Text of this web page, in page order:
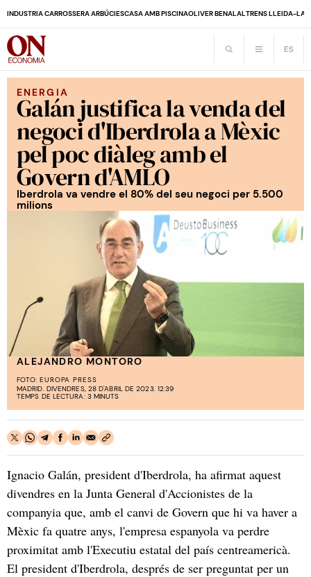
INDUSTRIA CARROSSERA ARBÚCIESCASA AMB PISCINAOLIVER BENALALTRENS LLEIDA-LA
ENERGIA
Galán justifica la venda del
negoci d'Iberdrola a Mèxic
pel poc diàleg amb el
Govern d'AMLO
Iberdrola va vendre el 80% del seu negoci per 5.500
milions
ALEJANDRO MONTORO
FOTO: EUROPA PRESS
MADRID. DIVENDRES, 28 D'ABRIL DE 2023. 12:39
TEMPS DE LECTURA: 3 MINUTS
Ignacio Galán, president d'Iberdrola, ha afirmat aquest
divendres en la Junta General d'Accionistes de la
companyia que, amb el canvi de Govern que hi va haver a
Mèxic fa quatre anys, l'empresa espanyola va perdre
proximitat amb l'Executiu estatal del país centreamericà.
El president d'Iberdrola, després de ser preguntat per un